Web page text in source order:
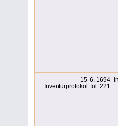
15. 6. 1694
Inventurprotokoll fol. 221